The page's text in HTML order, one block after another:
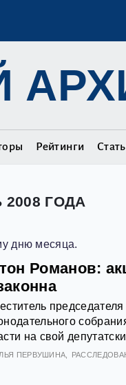
Рейтинги
ГОДА
дню месяца.
Романов:
на свой
ПЕРВУШИНА